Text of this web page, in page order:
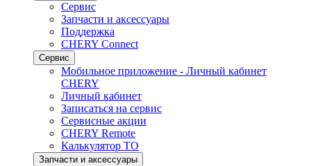
Сервис
Запчасти и аксессуары
Поддержка
CHERY Connect
Сервис
Мобильное приложение - Личный кабинет
CHERY
Личный кабинет
Записаться на сервис
Сервисные акции
CHERY Remote
Калькулятор ТО
Запчасти и аксессуары